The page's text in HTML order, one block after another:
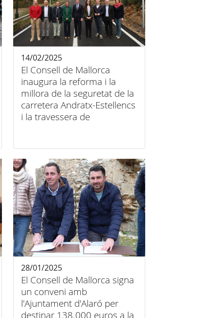
El Consell de Mallorca
inaugura la reforma i la
millora de la seguretat de la
carretera Andratx-Estellencs
i la travessera de
14/02/2025
El Consell de Mallorca signa
un conveni amb
l'Ajuntament d'Alaró per
destinar 138.000 euros a la
28/01/2025